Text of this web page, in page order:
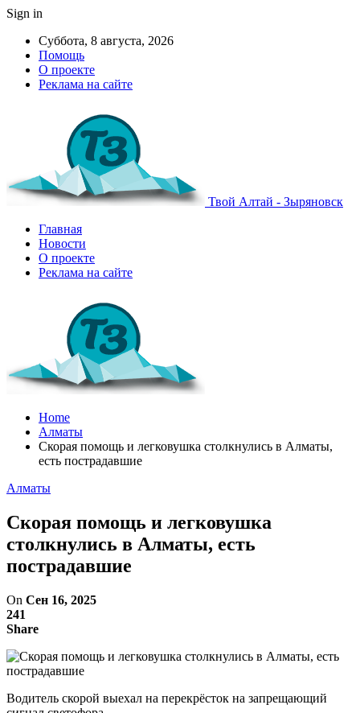
Sign in
Суббота, 8 августа, 2026
Помощь
О проекте
Реклама на сайте
Твой Алтай - Зыряновск
Главная
Новости
О проекте
Реклама на сайте
Home
Алматы
Скорая помощь и легковушка столкнулись в Алматы,
есть пострадавшие
Алматы
Скорая помощь и легковушка
столкнулись в Алматы, есть
пострадавшие
On Сен 16, 2025
241
Share
Водитель скорой выехал на перекрёсток на запрещающий